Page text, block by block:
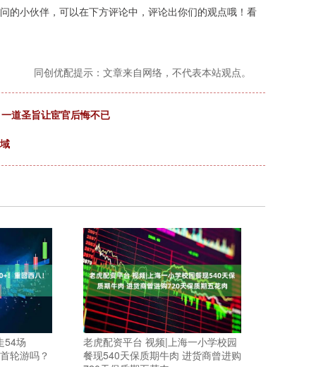
的小伙伴，可以在下方评论中，评论出你们的观点哦！看
同创优配提示：文章来自网络，不代表本站观点。
道圣旨让宦官后悔不已
54场
轮游吗？
老虎配资平台 视频|上海一小学校园
餐现540天保质期牛肉 进货商曾进购